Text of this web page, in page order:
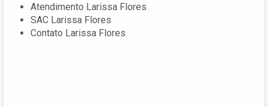
Atendimento Larissa Flores
SAC Larissa Flores
Contato Larissa Flores